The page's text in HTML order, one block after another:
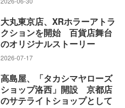
大丸東京店、XRホラーアトラ
クションを開始 百貨店舞台
のオリジナルストーリー
2026-07-17
高島屋、「タカシマヤローズ
ショップ洛西」開設 京都店
のサテライトショップとして